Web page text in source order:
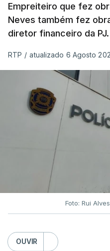
Empreiteiro que fez
Neves também fez
diretor financeiro da PJ.
RTP / atualizado 6 Agosto
Foto: Rui
OUVIR